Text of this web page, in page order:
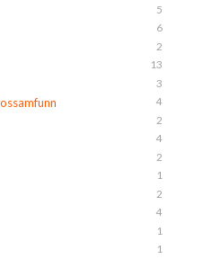
5
6
2
13
3
4
2
4
2
1
2
4
1
1